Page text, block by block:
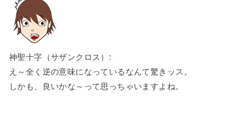
神聖十字（サザンクロス）:
え～全く逆の意味になっているなんて驚きッス。
しかも、良いかな～って思っちゃいますよね。